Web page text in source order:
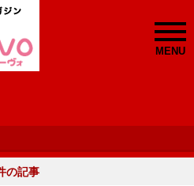
MENU
の記事